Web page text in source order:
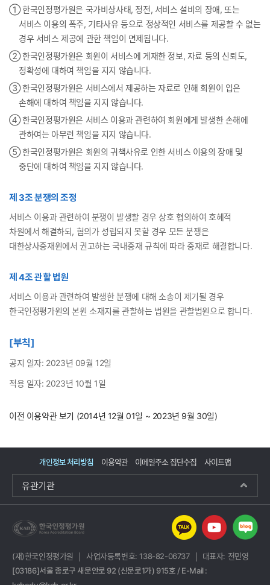
① 한국인정평가원은 국가비상사태, 정전, 서비스 설비의 장애, 또는
서비스 이용의 폭주, 기타사유 등으로 정상적인 서비스를 제공할 수 없는
경우 서비스 제공에 관한 책임이 면제됩니다.
② 한국인정평가원은 회원이 서비스에 게재한 정보, 자료 등의 신뢰도,
정확성에 대하여 책임을 지지 않습니다.
③ 한국인정평가원은 서비스에서 제공하는 자료로 인해 회원이 입은
손해에 대하여 책임을 지지 않습니다.
④ 한국인정평가원은 서비스 이용과 관련하여 회원에게 발생한 손해에
관하여는 아무런 책임을 지지 않습니다.
⑤ 한국인정평가원은 회원의 귀책사유로 인한 서비스 이용의 장애 및
중단에 대하여 책임을 지지 않습니다.
제 3조 분쟁의 조정
서비스 이용과 관련하여 분쟁이 발생할 경우 상호 협의하여 호혜적
차원에서 해결하되, 협의가 성립되지 못할 경우 모든 분쟁은
대한상사중재원에서 권고하는 국내중재 규칙에 따라 중재로 해결합니다.
제 4조 관할 법원
서비스 이용과 관련하여 발생한 분쟁에 대해 소송이 제기될 경우
한국인정평가원의 본원 소재지를 관할하는 법원을 관할법원으로 합니다.
[부칙]
공지 일자: 2023년 09월 12일
적용 일자: 2023년 10월 1일
이전 이용약관 보기 (2014년 12월 01일 ~ 2023년 9월 30일)
개인정보 처리방침 이용약관 이메일주소 집단수집 사이트맵
유관기관
(재)한국인정평가원 사업자등록번호: 138-82-06737
대표자: 전민영
[03186]서울 종로구 새문안로 92 (신문로1가) 915호 / E-Mail :